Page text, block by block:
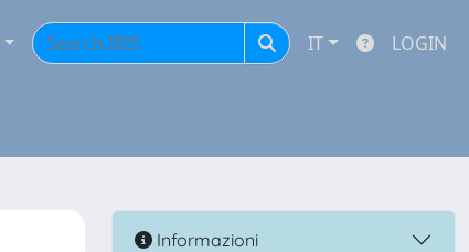
IT LOGIN
Informazioni